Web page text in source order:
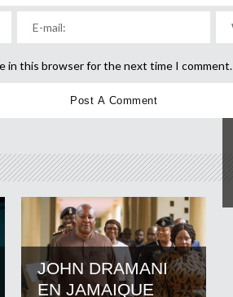
in this browser for the next time I comment.
JOHN DRAMANI
EN JAMAIQUE